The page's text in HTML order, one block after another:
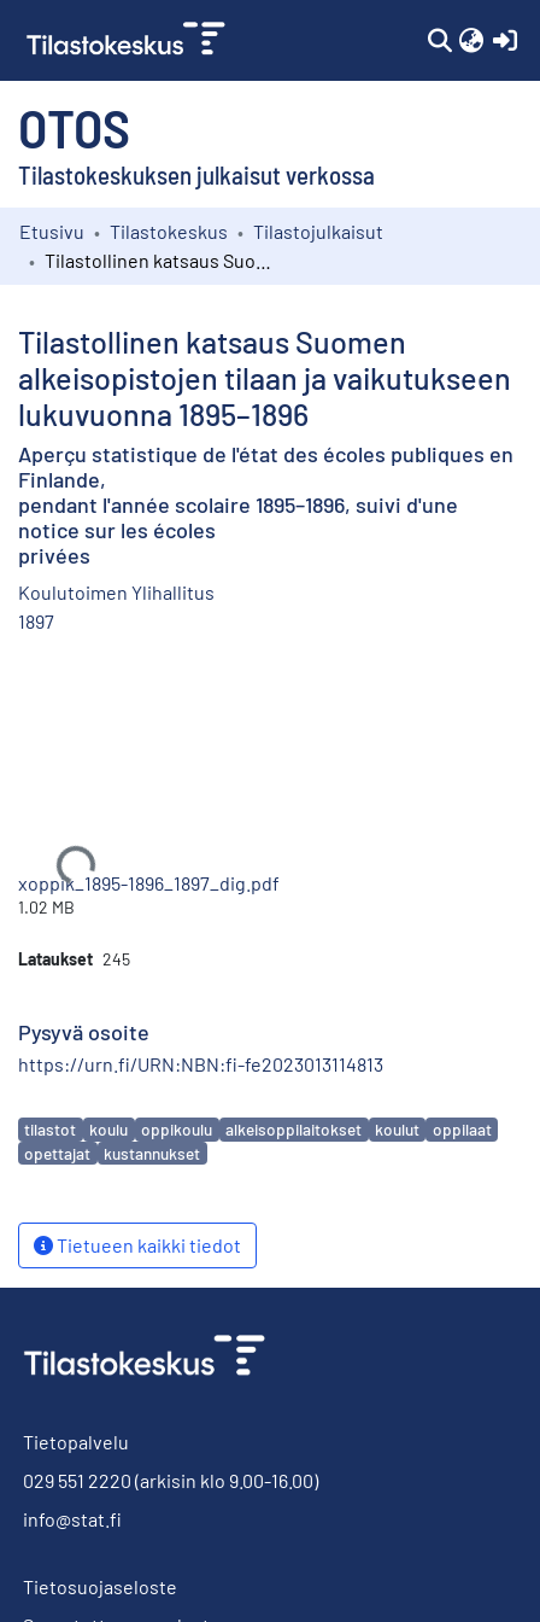
OTOS
Tilastokeskuksen julkaisut verkossa
Kokoelmat
Etusivu Tilastokeskus
Tilastojulkaisut
Tilastollinen katsaus Suomen
alkeisopistojen tilaan ja vaikutukseen
lukuvuonna 1895–1896
Aperçu statistique de l'état des écoles publiques en
Finlande,
pendant l'année scolaire 1895–1896, suivi d'une
notice sur les écoles
privées
Koulutoimen Ylihallitus
1897
Ladataan...
xoppik_1895-1896_1897_dig.pdf
1.02 MB
Lataukset 245
Pysyvä osoite
https://urn.fi/URN:NBN:fi-fe2023013114813
Avainsanat
tilastot koulu oppikoulu alkeisoppilaitokset koulut
oppilaat
opettajat
kustannukset
Tietueen kaikki tiedot
Tietopalvelu
029 551 2220 (arkisin klo 9.00-16.00)
info@stat.fi
Tietosuojaseloste